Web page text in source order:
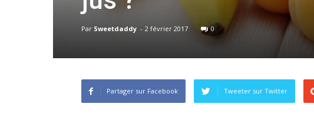
Par Sweetdaddy - 2 février 2017 0
Partager sur Facebook Tweeter sur Twitter